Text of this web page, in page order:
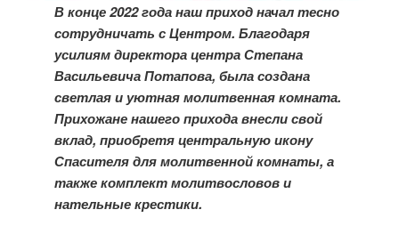
В конце 2022 года наш приход начал тесно
сотрудничать с Центром. Благодаря
усилиям директора центра Степана
Васильевича Потапова, была создана
светлая и уютная молитвенная комната.
Прихожане нашего прихода внесли свой
вклад, приобретя центральную икону
Спасителя для молитвенной комнаты, а
также комплект молитвословов и
нательные крестики.